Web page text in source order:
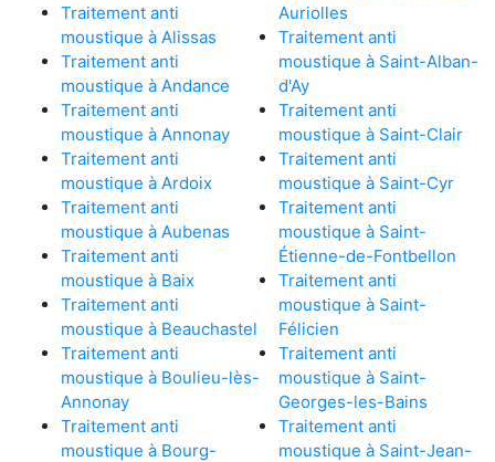
Traitement anti
moustique à Alissas
Traitement anti
moustique à Andance
Traitement anti
moustique à Annonay
Traitement anti
moustique à Ardoix
Traitement anti
moustique à Aubenas
Traitement anti
moustique à Baix
Traitement anti
moustique à Beauchastel
Traitement anti
moustique à Boulieu-lès-
Annonay
Traitement anti
moustique à Bourg-
Auriolles
Traitement anti
moustique à Saint-Alban-
d'Ay
Traitement anti
moustique à Saint-Clair
Traitement anti
moustique à Saint-Cyr
Traitement anti
moustique à Saint-
Étienne-de-Fontbellon
Traitement anti
moustique à Saint-
Félicien
Traitement anti
moustique à Saint-
Georges-les-Bains
Traitement anti
moustique à Saint-Jean-